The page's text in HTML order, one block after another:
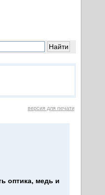
версия для печати
оптика, медь и